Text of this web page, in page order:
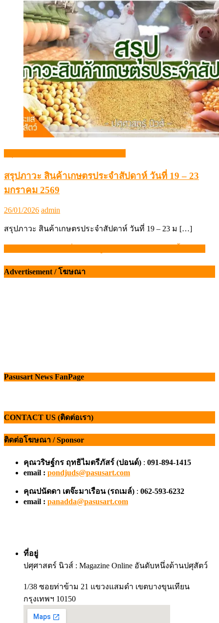
สรุปภาวะ สินค้าเกษตรประจำสัปดาห์ วันที่ 19 – 23
มกราคม 2569
Posted
26/01/2026 Author
admin
สรุปภาวะ สินค้าเกษตรประจำสัปดาห์ วันที่ 19 – 23 ม […]
แนะแนว
เรื่อง
Advertisement / โฆษณา
Pasusart News FanPage
CONTACT US (ติดต่อเรา)
ติดต่อโฆษณา / Sponsor
คุณวริษฐ์กร ฤทธิไมตรีภัสร์ (ปอนด์) : 091-894-1415
email : pondjuds@pasusart.com
คุณปนัดดา เตจ๊ะมาเรือน (รถเมล์) : 062-593-6232
email : panadda@pasusart.com
ที่อยู่
ปศุศาสตร์ นิวส์ : Magazine Online อันดับหนึ่งด้านปศุสัตว์
1/38 ซอยท่าข้าม 21 แขวงแสมดำ เขตบางขุนเทียน
กรุงเทพฯ 10150